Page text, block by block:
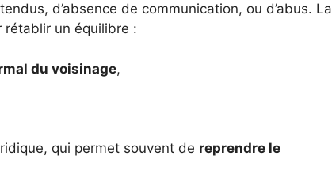
d’absence de communication, ou d’abus. La
rétablir un équilibre :
du voisinage,
qui permet souvent de reprendre le